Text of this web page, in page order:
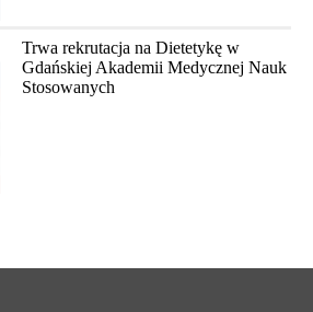
Trwa rekrutacja na Dietetykę w
Gdańskiej Akademii Medycznej Nauk
Stosowanych